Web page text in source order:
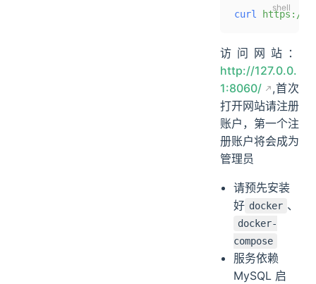
curl https://
访问网站：
http://127.0.0.
1:8060/
,首次
打开网站请注册
账户，第一个注
册账户将会成为
管理员
请预先安装
好 docker 、
docker-
compose
服务依赖
MySQL 启